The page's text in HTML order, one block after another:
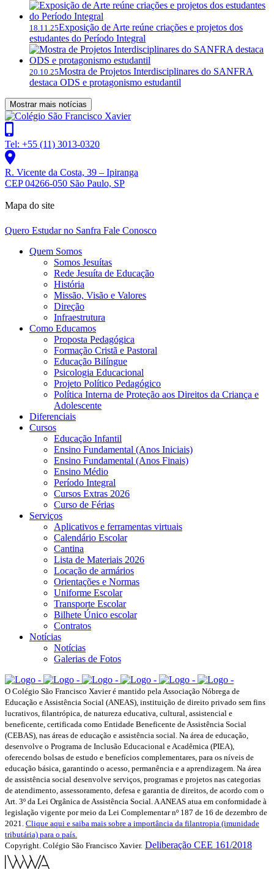
18.11.25Exposição de Arte reúne criações e projetos dos
estudantes do Período Integral
20.10.25Mostra de Projetos Interdisciplinares do SANFRA
destaca ODS e protagonismo estudantil
Mostrar mais notícias
Tel: +55 (11) 3013-0320
R. Vicente da Costa, 39 – Ipiranga
CEP 04266-050 São Paulo, SP
Mapa do site
Quero Estudar no Sanfra Fale Conosco
Quem Somos
Somos Jesuítas
Rede Jesuíta de Educação
História
Missão, Visão e Valores
Direção
Infraestrutura
Como Educamos
Proposta Pedagógica
Formação Cristã e Pastoral
Educação Bilíngue
Psicologia Educacional
Projeto Político Pedagógico
Política Interna de Proteção aos Direitos da Criança e
Adolescente
Diferenciais
Cursos
Educação Infantil
Ensino Fundamental (Anos Iniciais)
Ensino Fundamental (Anos Finais)
Ensino Médio
Período Integral
Cursos Extras 2026
Curso de Férias
Serviços
Aplicativos e ferramentas virtuais
Calendário Escolar
Cantina
Lista de Materiais 2026
Locação de armários
Orientações e Normas
Uniforme Escolar
Transporte Escolar
Bilhete Único escolar
Contratos
Notícias
Notícias
Galerias de Fotos
O Colégio São Francisco Xavier é mantido pela Associação Nóbrega de
Educação e Assistência Social (ANEAS), instituição de direito privado sem fins
lucrativos, filantrópica, de natureza educativa, cultural, assistencial e
beneficente, certificada como Entidade Beneficente de Assistência Social
(CEBAS), nas áreas de educação e assistência social. Na área de educação,
desenvolve o Programa de Inclusão Educacional e Acadêmica (PIEA),
oferecendo bolsas de estudo e benefícios complementares, para os níveis de
educação básica, garantindo o acesso, permanência e a aprendizagem. Na área
de assistência social desenvolve serviços, programas e projetos nas categorias
de atendimento, assessoramento, defesa e garantia de direitos, de acordo com o
Art. 3º da Lei Orgânica de Assistência Social. A ANEAS atua em conformidade à
legislação vigente por meio da Lei Complementar nº 187 de 16 de dezembro de
2021. Clique aqui e saiba mais sobre a importância da filantropia (imunidade
tributária) para o país.
Copyright. Colégio São Francisco Xavier. Deliberação CEE 161/2018